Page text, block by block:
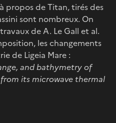
propos de Titan, tirés des
sont nombreux. On
de A. Le Gall et al.
les changements
de Ligeia Mare :
and bathymetry of
its microwave thermal